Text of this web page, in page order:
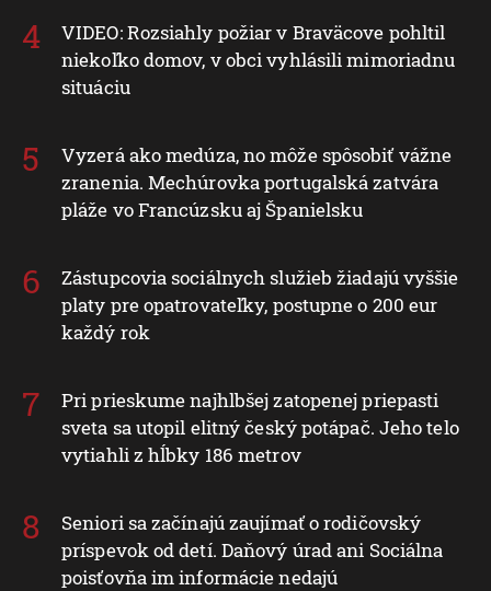
VIDEO: Rozsiahly požiar v Braväcove pohltil
niekoľko domov, v obci vyhlásili mimoriadnu
situáciu
Vyzerá ako medúza, no môže spôsobiť vážne
zranenia. Mechúrovka portugalská zatvára
pláže vo Francúzsku aj Španielsku
Zástupcovia sociálnych služieb žiadajú vyššie
platy pre opatrovateľky, postupne o 200 eur
každý rok
Pri prieskume najhlbšej zatopenej priepasti
sveta sa utopil elitný český potápač. Jeho telo
vytiahli z hĺbky 186 metrov
Seniori sa začínajú zaujímať o rodičovský
príspevok od detí. Daňový úrad ani Sociálna
poisťovňa im informácie nedajú